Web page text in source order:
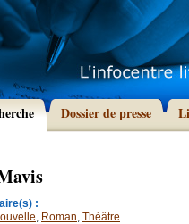
Dossier de presse
:
, Roman, Théâtre